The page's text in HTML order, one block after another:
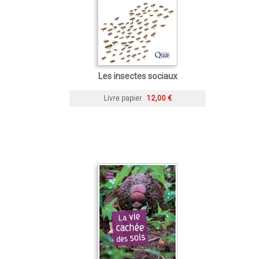
Les insectes sociaux
Livre papier 12,00 €